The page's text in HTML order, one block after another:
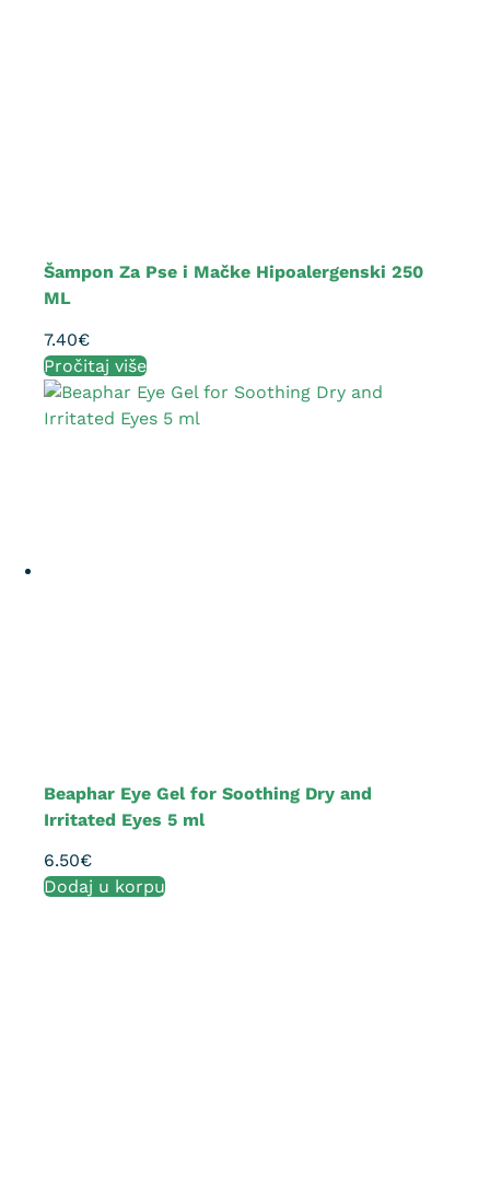
Šampon Za Pse i Mačke Hipoalergenski 250
ML
7.40€
Pročitaj više
Beaphar Eye Gel for Soothing Dry and
Irritated Eyes 5 ml
6.50€
Dodaj u korpu